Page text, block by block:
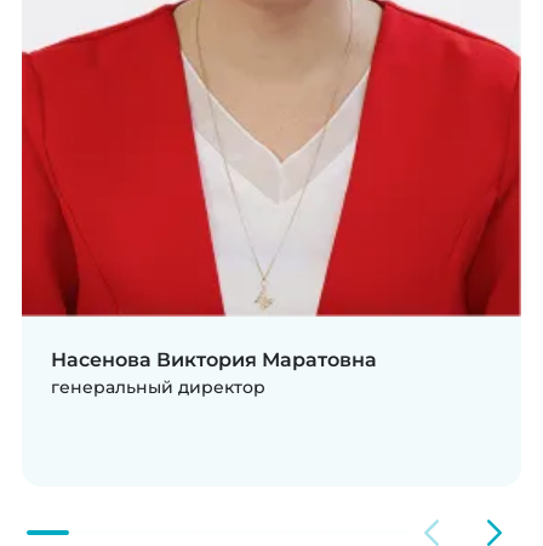
Насенова Виктория Маратовна
генеральный директор